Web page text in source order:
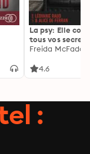
La psy: Elle
tous vos
découvrez les
Freida
4.6
: